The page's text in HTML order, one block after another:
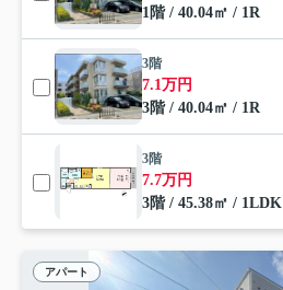
1階 / 40.04㎡ / 1R
3階
7.1万円
3階 / 40.04㎡ / 1R
3階
7.7万円
3階 / 45.38㎡ / 1LDK
アパート